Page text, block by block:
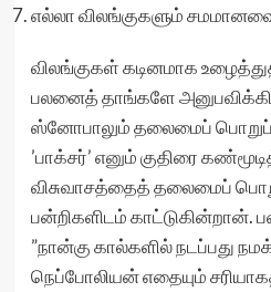
எல்லா விலங்குகளும்
விலங்குகள் கடினமாக
பலனைத் தாங்களே
ஸ்னோபாலும் தலைமைப்
’பாக்சர்’ எனும் குதிரை
விசுவாசத்தைத் தலைமைப்
பன்றிகளிடம்
”நான்கு கால்களில் நடப்பது
நெப்போலியன் எதையும்